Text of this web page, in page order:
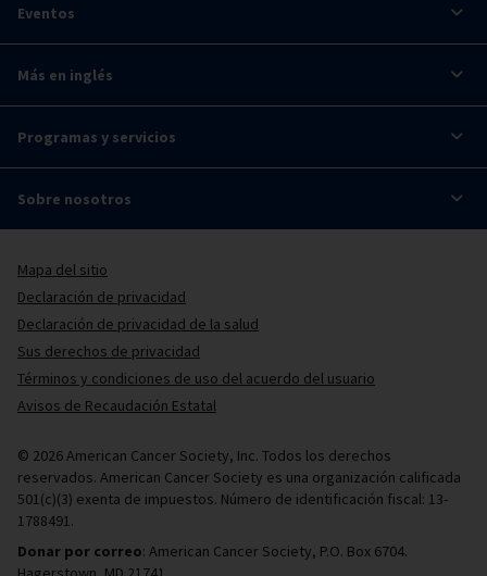
Eventos
Más en inglés
Programas y servicios
Sobre nosotros
Mapa del sitio
Declaración de privacidad
Declaración de privacidad de la salud
Sus derechos de privacidad
Términos y condiciones de uso del acuerdo del usuario
Avisos de Recaudación Estatal
© 2026 American Cancer Society, Inc. Todos los derechos
reservados. American Cancer Society es una organización calificada
501(c)(3) exenta de impuestos. Número de identificación fiscal: 13-
1788491.
Donar por correo: American Cancer Society, P.O. Box 6704.